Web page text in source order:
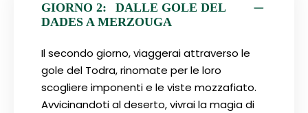
GIORNO 2:
DALLE GOLE DEL
DADES A MERZOUGA
Il secondo giorno, viaggerai attraverso le
gole del Todra, rinomate per le loro
scogliere imponenti e le viste mozzafiato.
Avvicinandoti al deserto, vivrai la magia di